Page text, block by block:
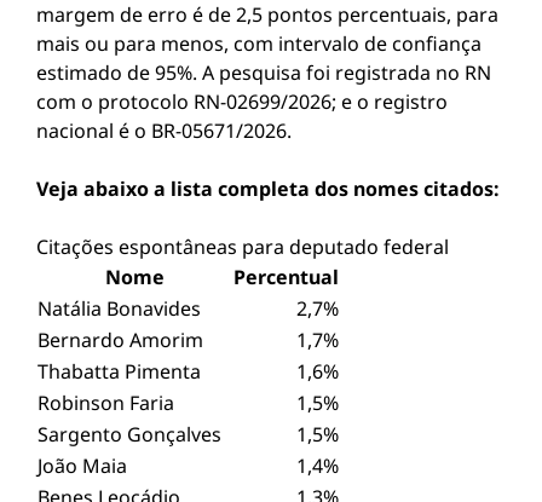
margem de erro é de 2,5 pontos percentuais, para
mais ou para menos, com intervalo de confiança
estimado de 95%. A pesquisa foi registrada no RN
com o protocolo RN-02699/2026; e o registro
nacional é o BR-05671/2026.
Veja abaixo a lista completa dos nomes citados:
Citações espontâneas para deputado federal
Nome
Percentual
Natália Bonavides
2,7%
Bernardo Amorim
1,7%
Thabatta Pimenta
1,6%
Robinson Faria
1,5%
Sargento Gonçalves
1,5%
João Maia
1,4%